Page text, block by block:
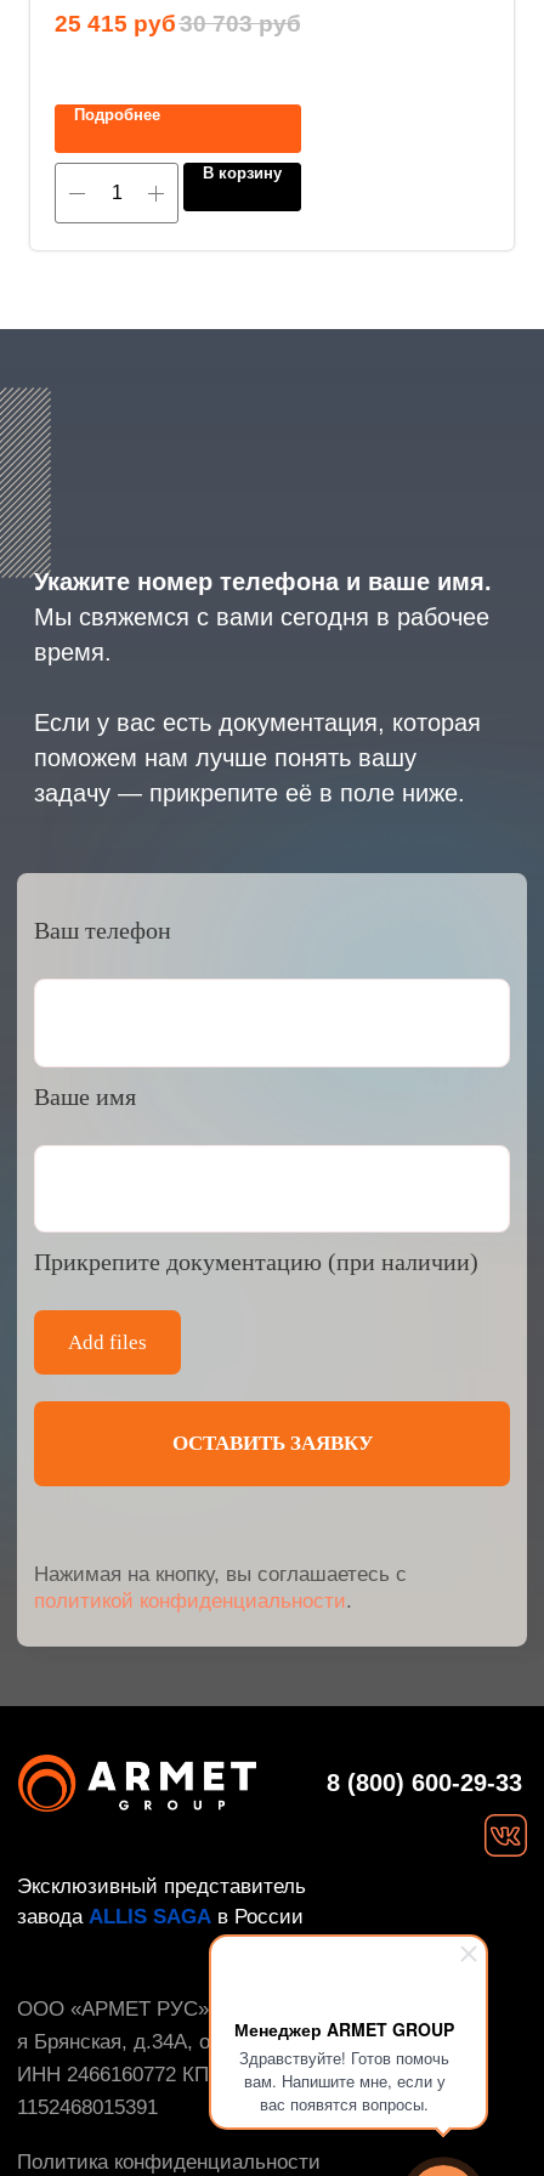
Менеджер ARMET GROUP
Здравствуйте! Готов помочь
вам. Напишите мне, если у
вас появятся вопросы.
25 415 руб30 703 руб
Подробнее
В корзину
Нажимая на кнопку, вы соглашаетесь с
ИНН 2466160772 КПП 246601001 ОГРН
1152468015391
2023 © ARMET GROUP
Политика конфиденциальности
8 (800) 600-29-33